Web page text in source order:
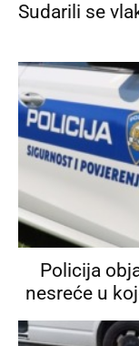
Sudarili se
Policija
nesreće u